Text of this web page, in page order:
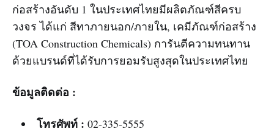
ก่อสร้างอันดับ 1 ในประเทศไทยมีผลิตภัณฑ์สีครบ
วงจร ได้แก่ สีทาภายนอก/ภายใน, เคมีภัณฑ์ก่อสร้าง
(TOA Construction Chemicals) การันตีความทนทาน
ด้วยแบรนด์ที่ได้รับการยอมรับสูงสุดในประเทศไทย
ข้อมูลติดต่อ :
โทรศัพท์ : 02-335-5555